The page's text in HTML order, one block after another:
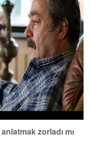
zorladı mı